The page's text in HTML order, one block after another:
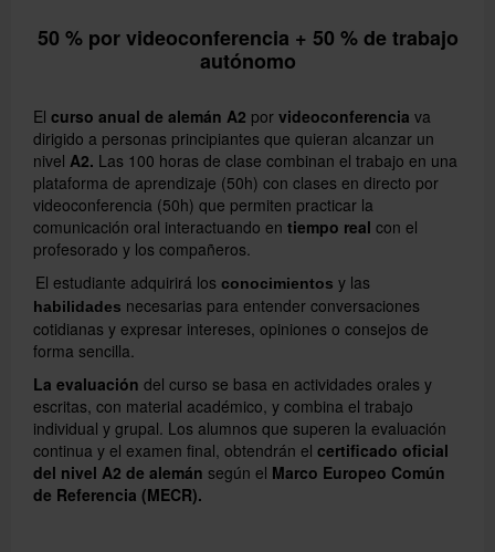
50 % por videoconferencia + 50 % de trabajo
autónomo
El curso anual de alemán A2 por videoconferencia va
dirigido a personas principiantes que quieran alcanzar un
nivel A2. Las 100 horas de clase combinan el trabajo en una
plataforma de aprendizaje (50h) con clases en directo por
videoconferencia (50h) que permiten practicar la
comunicación oral interactuando en tiempo real con el
profesorado y los compañeros.
El estudiante adquirirá los conocimientos y las
habilidades necesarias para entender conversaciones
cotidianas y expresar intereses, opiniones o consejos de
forma sencilla.
La evaluación del curso se basa en actividades orales y
escritas, con material académico, y combina el trabajo
individual y grupal. Los alumnos que superen la evaluación
continua y el examen final, obtendrán el certificado oficial
del nivel A2 de alemán según el Marco Europeo Común
de Referencia (MECR).